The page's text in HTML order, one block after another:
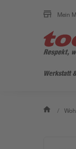
Mein
Werkstatt
/